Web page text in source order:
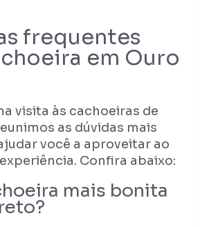
frequentes
em Ouro
visita às cachoeiras de
as dúvidas mais
você a aproveitar ao
Confira abaixo:
mais bonita